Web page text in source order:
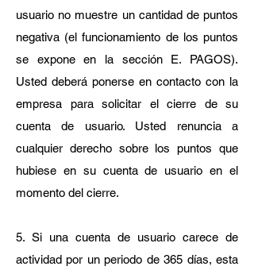
usuario no muestre un cantidad de puntos
negativa (el funcionamiento de los puntos
se expone en la sección E. PAGOS).
Usted deberá ponerse en contacto con la
empresa para solicitar el cierre de su
cuenta de usuario. Usted renuncia a
cualquier derecho sobre los puntos que
hubiese en su cuenta de usuario en el
momento del cierre.
5. Si una cuenta de usuario carece de
actividad por un periodo de 365 días, esta